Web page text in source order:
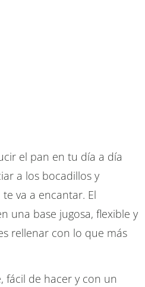
el pan en tu día a día
a los bocadillos y
va a encantar. El
una base jugosa, flexible y
rellenar con lo que más
fácil de hacer y con un